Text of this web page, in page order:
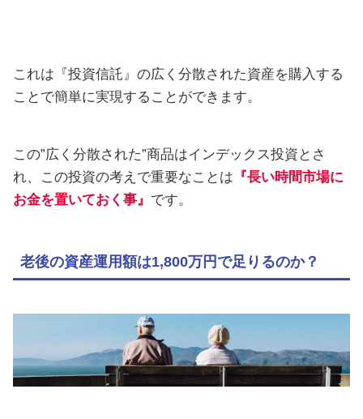
これは『投資信託』の広く分散された資産を購入する
ことで簡単に実現することができます。
この”広く分散された”商品はインデックス投資とさ
れ、この投資の考えで重要なことは 『長い時間市場に
お金を置いておく事』 です。
老後の資産運用額は1,800万円で足りるのか？